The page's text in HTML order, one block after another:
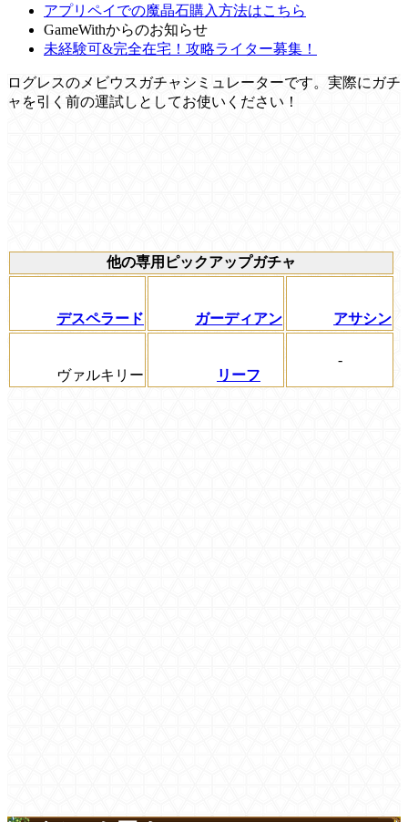
アプリペイでの魔晶石購入方法はこちら
GameWithからのお知らせ
未経験可&完全在宅！攻略ライター募集！
ログレスのメビウスガチャシミュレーターです。実際にガチ
ャを引く前の運試しとしてお使いください！
他の専用ピックアップガチャ
デスペラード ガーディアン アサシン
ヴァルキリー リーフ
-